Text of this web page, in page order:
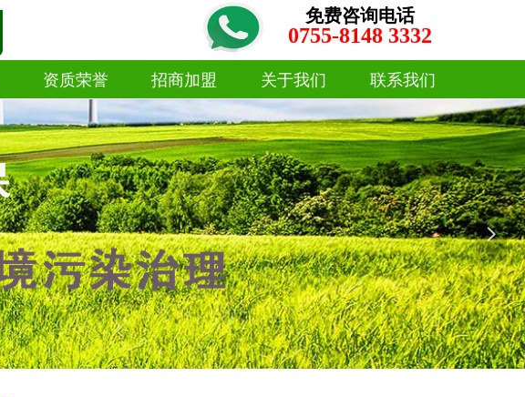
资质荣誉
资质荣誉
招商加盟
招商加盟
关于我们
关于我们
联系我们
联系我们
免费咨询电话
0755-8148 3332
넲